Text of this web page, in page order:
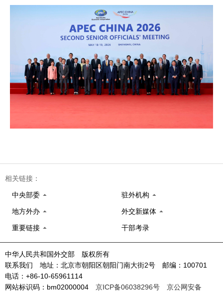
相关链接：
中央部委 驻外机构
地方外办 外交新媒体
重要链接 干部考录
中华人民共和国外交部 版权所有
联系我们 地址：北京市朝阳区朝阳门南大街2号 邮编：100701
电话：+86-10-65961114
网站标识码：bm02000004 京ICP备06038296号
京公网安备